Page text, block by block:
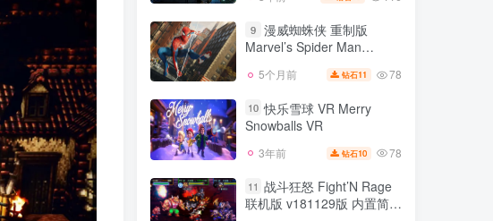
9 漫威蜘蛛侠 重制版
Marvel’s Spider Man
Remastered v3.618.0.0修
正版 集成全DLC 官方中文
5个月前 钻石11 78
10 快乐雪球 VR Merry
Snowballs VR
3年前 钻石10 78
11 战斗狂怒 Fight’N Rage
联机版 v181129版 内置简体
版
3年前 钻石10
9
漫威蜘蛛侠 重制版
Remastered v3.618.0.0修
正版 集成全DLC 官方中文
5个月前
10 快乐雪球 VR Merry
3年前 钻石10